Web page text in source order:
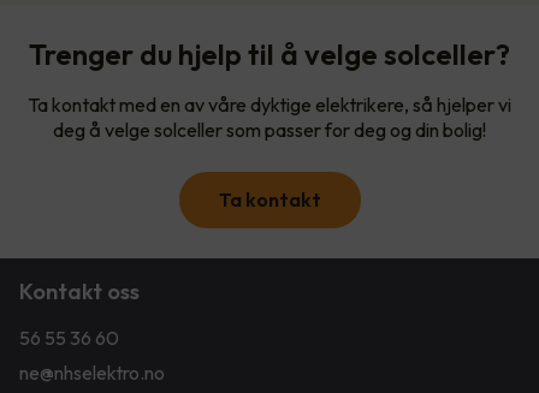
Trenger du hjelp til å velge solceller?
Ta kontakt med en av våre dyktige elektrikere, så hjelper vi
deg å velge solceller som passer for deg og din bolig!
Ta kontakt
Kontakt oss
56 55 36 60
ne@nhselektro.no